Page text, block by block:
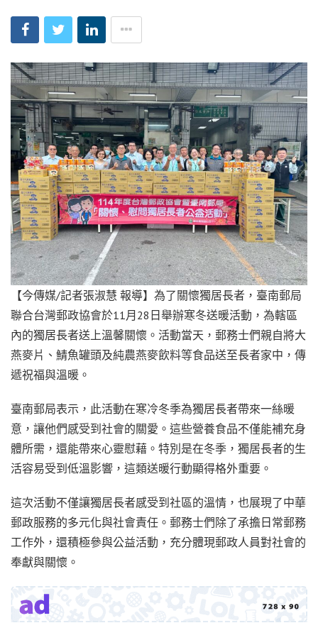
【今傳媒/記者張淑慧 報導】為了關懷獨居長者，臺南郵局
聯合台灣郵政協會於11月28日舉辦寒冬送暖活動，為轄區
內的獨居長者送上溫馨關懷。活動當天，郵務士們親自將大
燕麥片、鯖魚罐頭及純農燕麥飲料等食品送至長者家中，傳
遞祝福與溫暖。
臺南郵局表示，此活動在寒冷冬季為獨居長者帶來一絲暖
意，讓他們感受到社會的關愛。這些營養食品不僅能補充身
體所需，還能帶來心靈慰藉。特別是在冬季，獨居長者的生
活容易受到低溫影響，這類送暖行動顯得格外重要。
這次活動不僅讓獨居長者感受到社區的溫情，也展現了中華
郵政服務的多元化與社會責任。郵務士們除了承擔日常郵務
工作外，還積極參與公益活動，充分體現郵政人員對社會的
奉獻與關懷。